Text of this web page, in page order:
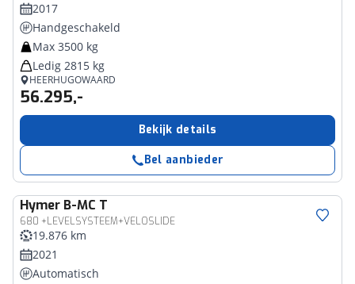
2017
Handgeschakeld
Max 3500 kg
Ledig 2815 kg
HEERHUGOWAARD
56.295,-
Bekijk details
Bel aanbieder
Hymer B-MC T
680 +LEVELSYSTEEM+VELOSLIDE
19.876 km
2021
Automatisch